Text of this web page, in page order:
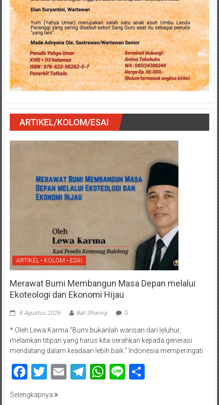
ARTIKEL/KOLOM/ESAI
ARTIKEL • KOLOM • ESAI
Merawat Bumi Membangun Masa Depan melalui
Ekoteologi dan Ekonomi Hijau
8 Agustus 2026 Bali Sharing 0
* Oleh Lewa Karma “Bumi bukanlah warisan dari leluhur,
melainkan titipan yang harus kita serahkan kepada generasi
mendatang dalam keadaan lebih baik.” Indonesia memperingati
Facebook
Twitter
EmailTelegram
WhatsApp
LineShare
Selengkapnya